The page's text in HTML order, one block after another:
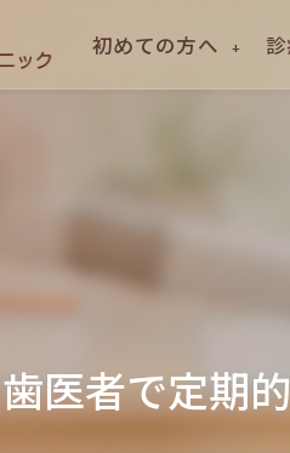
初めての方へ
歯医者で定期